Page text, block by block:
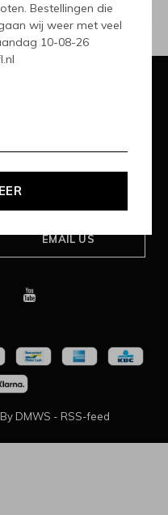
Bestellingen die
wij weer met veel
10-08-26
ABONNEER
EMAIL US
DMWS - RSS-feed